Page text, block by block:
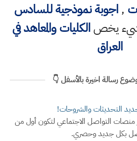
,اجوبة نموذجية للسادس
يخصالكليات والمعاهد في
العراق
رسالة اخيرة بالأسفل 👇
التحديثات والشروحات!
منصات التواصل الاجتماعي لتكون أول من
بكل جديد وحصري.